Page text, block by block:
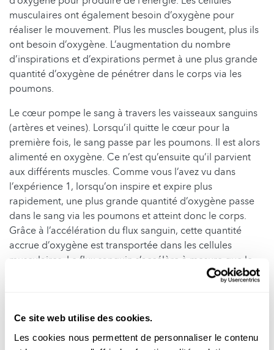
Ce site web utilise des cookies.
Les cookies nous permettent de personnaliser le contenu
musculaires ont également besoin d’oxygène pour
réaliser le mouvement. Plus les muscles bougent, plus ils
ont besoin d’oxygène. L’augmentation du nombre
d’inspirations et d’expirations permet à une plus grande
quantité d’oxygène de pénétrer dans le corps via les
poumons.
Le cœur pompe le sang à travers les vaisseaux sanguins
(artères et veines). Lorsqu’il quitte le cœur pour la
première fois, le sang passe par les poumons. Il est alors
alimenté en oxygène. Ce n’est qu’ensuite qu’il parvient
aux différents muscles. Comme vous l’avez vu dans
l’expérience 1, lorsqu’on inspire et expire plus
rapidement, une plus grande quantité d’oxygène passe
dans le sang via les poumons et atteint donc le corps.
Grâce à l’accélération du flux sanguin, cette quantité
accrue d’oxygène est transportée dans les cellules
musculaires. Le flux sanguin s’accélère à mesure que le
sport peuvent expliquer les différences qui ont